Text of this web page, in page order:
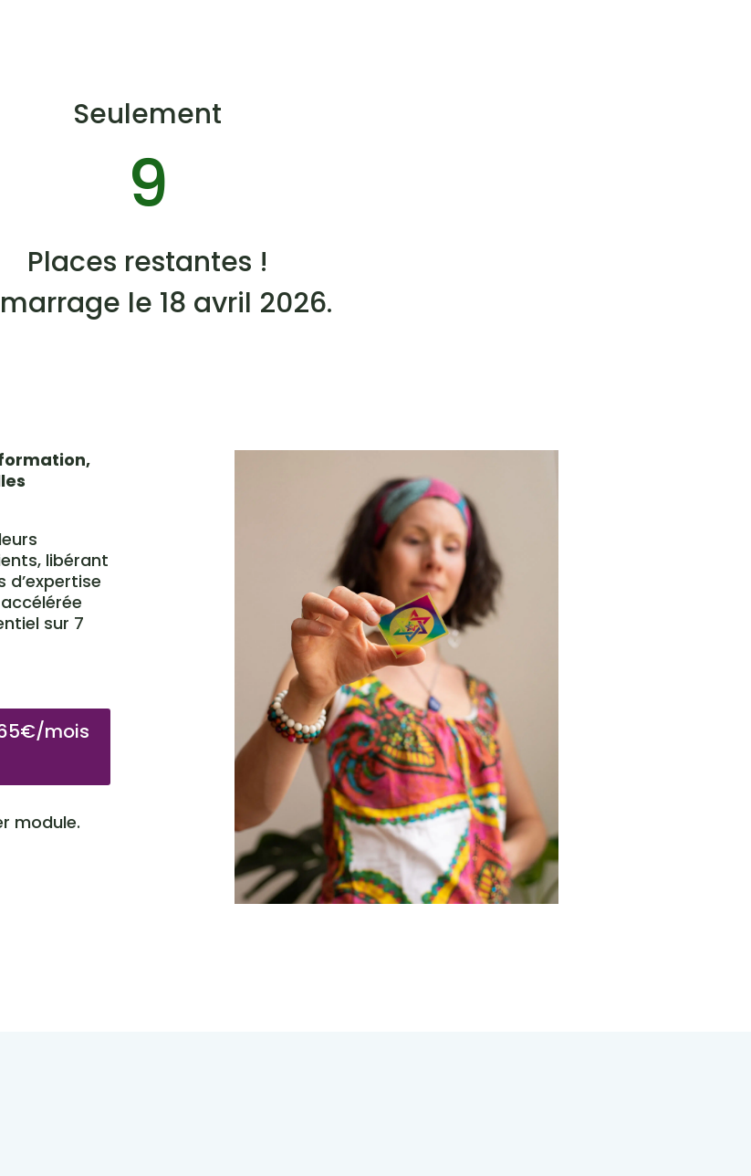
Seulement
9
Places restantes !
le 18 avril 2026.
libérant
d’expertise
sur 7
mois
module.